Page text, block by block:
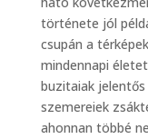
története jól
csupán a
mindennapi
buzitaiak
szemereiek
ahonnan többé